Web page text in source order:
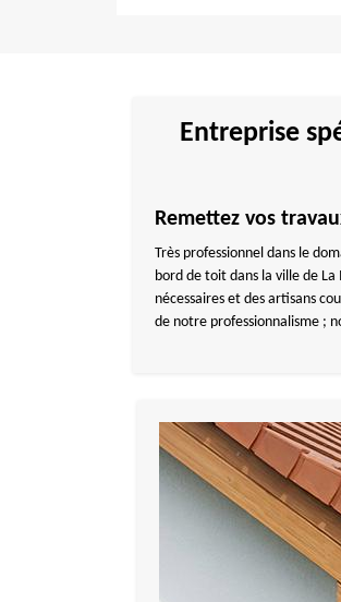
Entreprise
Remettez vos
Très professionnel dans le
bord de toit dans la ville de
nécessaires et des artisans
de notre professionnalisme ;